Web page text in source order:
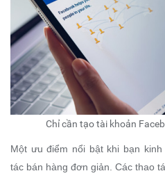
Chỉ cần tạo tài khoản
Một ưu điểm nổi bật khi bạn
tác bán hàng đơn giản. Các thao